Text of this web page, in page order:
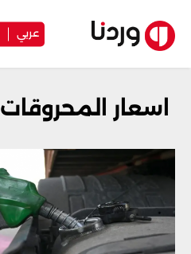
عربي
اسعار المحروقات